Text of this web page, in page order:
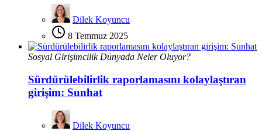
Dilek Koyuncu
8 Temmuz 2025
Sosyal Girişimcilik Dünyada Neler Oluyor?
Sürdürülebilirlik raporlamasını kolaylaştıran
girişim: Sunhat
Dilek Koyuncu